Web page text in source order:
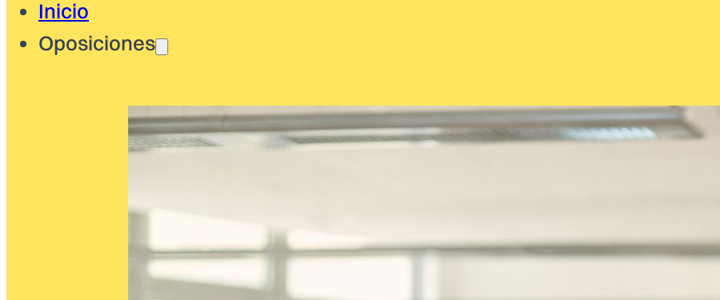
Inicio
Oposiciones